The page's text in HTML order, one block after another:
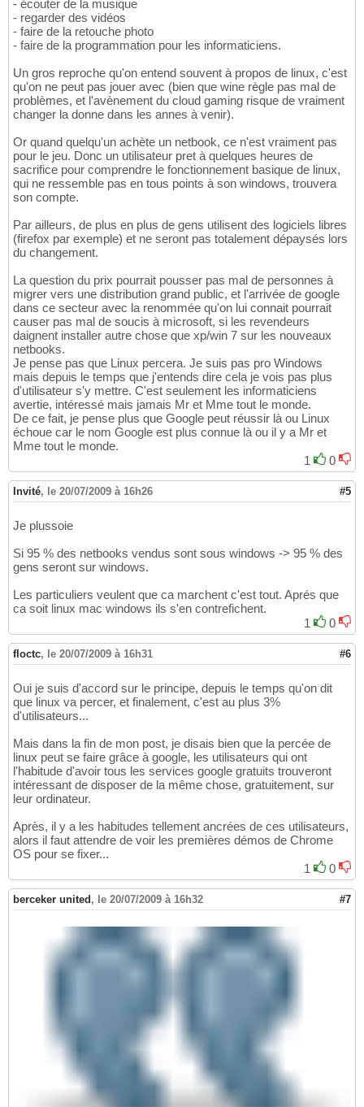
- écouter de la musique
- regarder des vidéos
- faire de la retouche photo
- faire de la programmation pour les informaticiens.
Un gros reproche qu'on entend souvent à propos de linux, c'est
qu'on ne peut pas jouer avec (bien que wine règle pas mal de
problèmes, et l'avènement du cloud gaming risque de vraiment
changer la donne dans les annes à venir).
Or quand quelqu'un achète un netbook, ce n'est vraiment pas
pour le jeu. Donc un utilisateur pret à quelques heures de
sacrifice pour comprendre le fonctionnement basique de linux,
qui ne ressemble pas en tous points à son windows, trouvera
son compte.
Par ailleurs, de plus en plus de gens utilisent des logiciels libres
(firefox par exemple) et ne seront pas totalement dépaysés lors
du changement.
La question du prix pourrait pousser pas mal de personnes à
migrer vers une distribution grand public, et l'arrivée de google
dans ce secteur avec la renommée qu'on lui connait pourrait
causer pas mal de soucis à microsoft, si les revendeurs
daignent installer autre chose que xp/win 7 sur les nouveaux
netbooks.
Je pense pas que Linux percera. Je suis pas pro Windows
mais depuis le temps que j'entends dire cela je vois pas plus
d'utilisateur s'y mettre. C'est seulement les informaticiens
avertie, intéressé mais jamais Mr et Mme tout le monde.
De ce fait, je pense plus que Google peut réussir là ou Linux
échoue car le nom Google est plus connue là ou il y a Mr et
Mme tout le monde.
1
0
Invité, le 20/07/2009 à 16h26 #5
Je plussoie
Si 95 % des netbooks vendus sont sous windows -> 95 % des
gens seront sur windows.
Les particuliers veulent que ca marchent c'est tout. Aprés que
ca soit linux mac windows ils s'en contrefichent.
1
0
floctc, le 20/07/2009 à 16h31 #6
Oui je suis d'accord sur le principe, depuis le temps qu'on dit
que linux va percer, et finalement, c'est au plus 3%
d'utilisateurs...
Mais dans la fin de mon post, je disais bien que la percée de
linux peut se faire grâce à google, les utilisateurs qui ont
l'habitude d'avoir tous les services google gratuits trouveront
intéressant de disposer de la même chose, gratuitement, sur
leur ordinateur.
Après, il y a les habitudes tellement ancrées de ces utilisateurs,
alors il faut attendre de voir les premières démos de Chrome
OS pour se fixer...
1
0
berceker united , le 20/07/2009 à 16h32 #7